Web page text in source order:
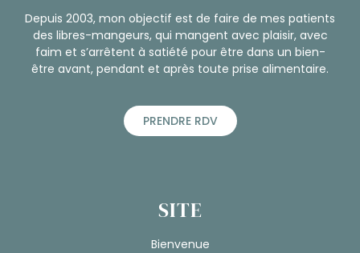
Depuis 2003, mon objectif est de faire de mes patients
des libres-mangeurs, qui mangent avec plaisir, avec
faim et s’arrêtent à satiété pour être dans un bien-
être avant, pendant et après toute prise alimentaire.
PRENDRE RDV
SITE
Bienvenue